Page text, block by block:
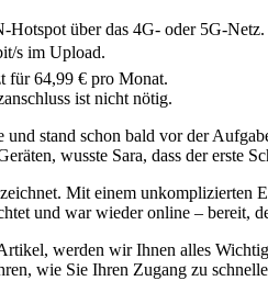
über das 4G- oder 5G-Netz.
s im Upload.
für 64,99 € pro Monat.
ist nicht nötig.
stand schon bald vor der
wusste Sara, dass der erste
Mit einem unkomplizierten
und war wieder online – bereit,
werden wir Ihnen alles
wie Sie Ihren Zugang zu